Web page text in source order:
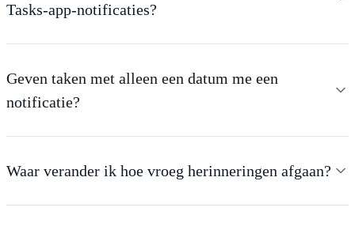
Tasks-app-notificaties?
Geven taken met alleen een datum me een
notificatie?
Waar verander ik hoe vroeg herinneringen afgaan?